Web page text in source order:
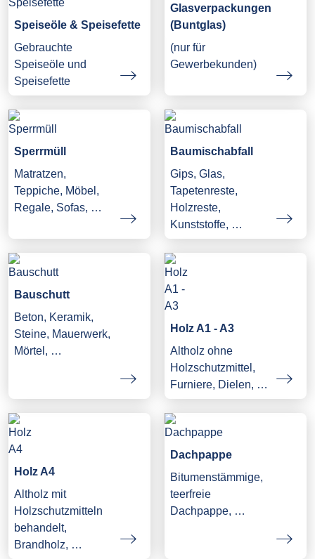
Speiseöle & Speisefette
Gebrauchte
Speiseöle und
Speisefette
Glasverpackungen
(Buntglas)
(nur für
Gewerbekunden)
Sperrmüll
Matratzen,
Teppiche, Möbel,
Regale, Sofas, …
Baumischabfall
Gips, Glas,
Tapetenreste,
Holzreste,
Kunststoffe, …
Bauschutt
Beton, Keramik,
Steine, Mauerwerk,
Mörtel, …
Holz A1 - A3
Altholz ohne
Holzschutzmittel,
Furniere, Dielen, …
Holz A4
Altholz mit
Holzschutzmitteln
behandelt,
Brandholz, …
Dachpappe
Bitumenstämmige,
teerfreie
Dachpappe, …